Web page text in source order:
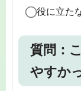
役に立た
質問：
やすか